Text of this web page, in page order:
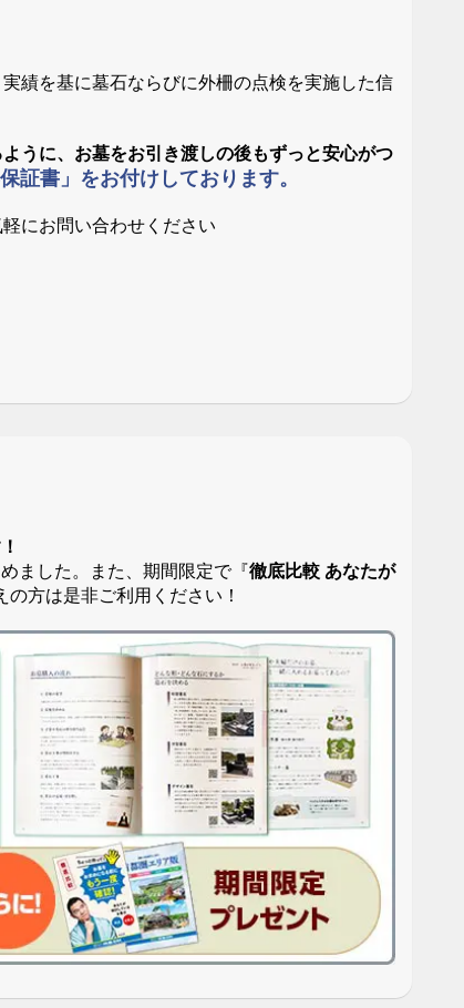
績を基に墓石ならびに外柵の点検を実施した信
うに、お墓をお引き渡しの後もずっと安心がつ
証書」をお付けしております。
にお問い合わせください
ました。また、期間限定で『徹底比較 あなたが
方は是非ご利用ください！